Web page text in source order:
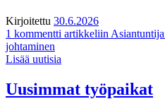
Kirjoitettu 30.6.2026
1 kommentti artikkeliin
johtaminen
Lisää uutisia
Uusimmat työpaikat